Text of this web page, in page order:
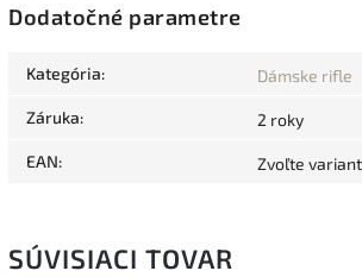
Dodatočné parametre
Kategória: Dámske rifle
Záruka: 2 roky
EAN: Zvoľte variant
SÚVISIACI TOVAR